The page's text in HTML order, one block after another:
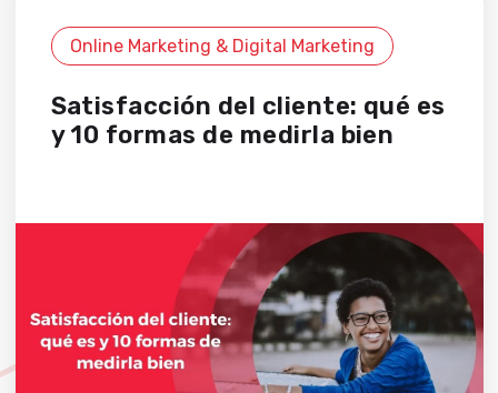
Online Marketing & Digital Marketing
Satisfacción del cliente: qué es
y 10 formas de medirla bien